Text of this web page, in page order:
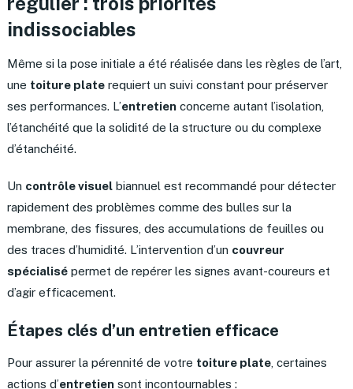
indissociables
Même si la pose initiale a été réalisée dans les règles de l’art,
une toiture platerequiert un suivi constant pour préserver
ses performances. L’entretienconcerne autant l’isolation,
l’étanchéité que la solidité de la structure ou du complexe
d’étanchéité.
Un contrôle visuelbiannuel est recommandé pour détecter
rapidement des problèmes comme des bulles sur la
membrane, des fissures, des accumulations de feuilles ou
des traces d’humidité. L’intervention d’un couvreur
spécialisépermet de repérer les signes avant-coureurs et
d’agir efficacement.
Étapes clés d’un entretien efficace
Pour assurer la pérennité de votre toiture plate, certaines
actions d’entretiensont incontournables :